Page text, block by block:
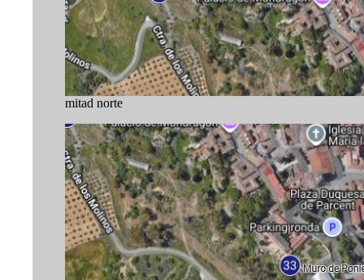
mitad norte